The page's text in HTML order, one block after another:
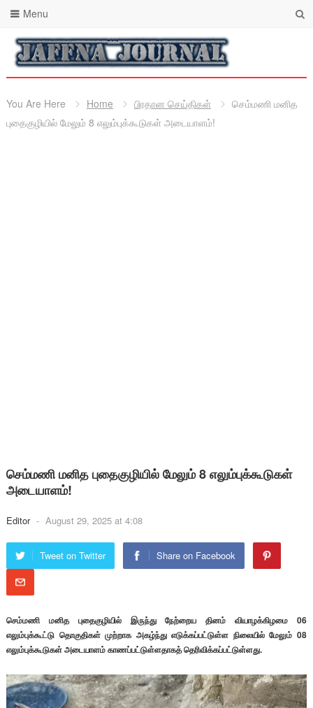
Menu
You Are Here Home பிரதான செய்திகள்
செம்மணி மனித
புதைகுழியில் மேலும் 8 எலும்புக்கூடுகள் அடையாளம்!
செம்மணி மனித புதைகுழியில் மேலும் 8 எலும்புக்கூடுகள்
அடையாளம்!
Editor - August 29, 2025 at 4:08
Tweet on Twitter Share on Facebook
செம்மணி மனித புதைகுழியில் இருந்து நேற்றைய தினம் வியாழக்கிழமை 06
எலும்புக்கூட்டு தொகுதிகள் முற்றாக அகழ்ந்து எடுக்கப்பட்டுள்ள நிலையில் மேலும் 08
எலும்புக்கூடுகள் அடையாளம் காணப்பட்டுள்ளதாகத் தெரிவிக்கப்பட்டுள்ளது.